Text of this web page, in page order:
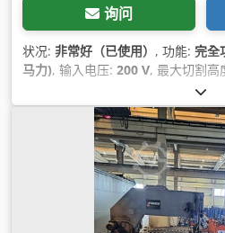
询问
状况: 非常好（已使用） , 功能: 完全
马力), 输入电压: 200 V, 最大切割高